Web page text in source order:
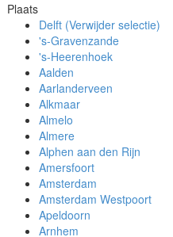
Plaats
Delft (Verwijder selectie)
's-Gravenzande
's-Heerenhoek
Aalden
Aarlanderveen
Alkmaar
Almelo
Almere
Alphen aan den Rijn
Amersfoort
Amsterdam
Amsterdam Westpoort
Apeldoorn
Arnhem